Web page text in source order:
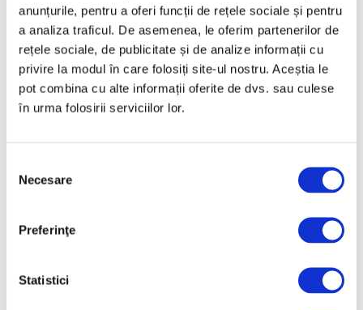
anunțurile, pentru a oferi funcții de rețele sociale și pentru
a analiza traficul. De asemenea, le oferim partenerilor de
rețele sociale, de publicitate și de analize informații cu
privire la modul în care folosiți site-ul nostru. Aceștia le
pot combina cu alte informații oferite de dvs. sau culese
în urma folosirii serviciilor lor.
consimțământului
Necesare
Preferinţe
Statistici
Reinterpretare
contemporană a operei
lui Brâncuși, în expoziție
de artă urbană la
Belgrad
7 August 2026